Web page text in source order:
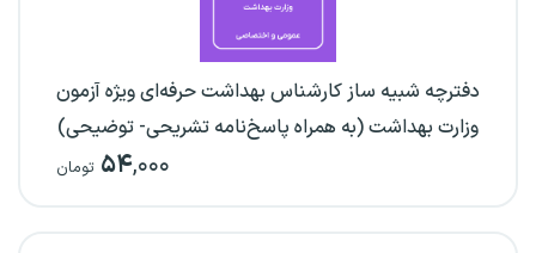
دفترچه شبیه ساز کارشناس بهداشت حرفه‌ای ویژه آزمون
وزارت بهداشت (به همراه پاسخ‌نامه تشریحی- توضیحی)
۵۴,۰۰۰ تومان